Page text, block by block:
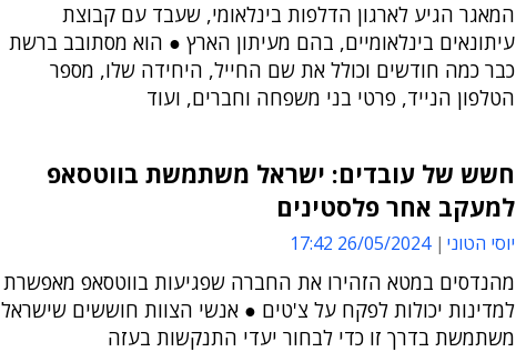
המאגר הגיע לארגון הדלפות בינלאומי, שעבד עם קבוצת
עיתונאים בינלאומיים, בהם מעיתון הארץ ● הוא מסתובב ברשת
כבר כמה חודשים וכולל את שם החייל, היחידה שלו, מספר
הטלפון הנייד, פרטי בני משפחה וחברים, ועוד
חשש של עובדים: ישראל משתמשת בווטסאפ
למעקב אחר פלסטינים
יוסי הטוני 26/05/2024 17:42
מהנדסים במטא הזהירו את החברה שפגיעות בווטסאפ מאפשרת
למדינות יכולות לפקח על צ'טים ● אנשי הצוות חוששים שישראל
משתמשת בדרך זו כדי לבחור יעדי התנקשות בעזה